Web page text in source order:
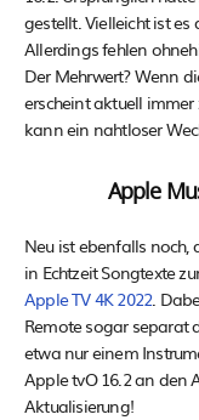
gestellt. Vielleicht ist
Allerdings fehlen
Der Mehrwert? Wenn
erscheint aktuell immer
kann ein nahtloser
Apple
Neu ist ebenfalls noch,
in Echtzeit Songtexte
Apple TV 4K 2022.
Remote sogar separat
etwa nur einem
Apple tvO 16.2 an den
Aktualisierung!